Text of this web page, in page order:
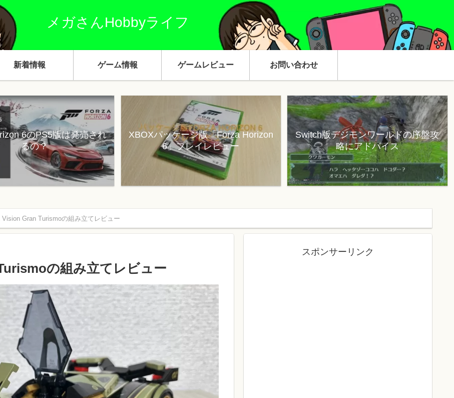
メガさんHobbyライフ
新着情報 ゲーム情報 ゲームレビュー お問い合わせ
6のPS5版は発売され
るの？
XBOXパッケージ版「Forza Horizon
6」プレイレビュー
Switch版デジモンワールドの序盤攻
略にアドバイス
Vision Gran Turismoの組み立てレビュー
の組み立てレビュー
スポンサーリンク